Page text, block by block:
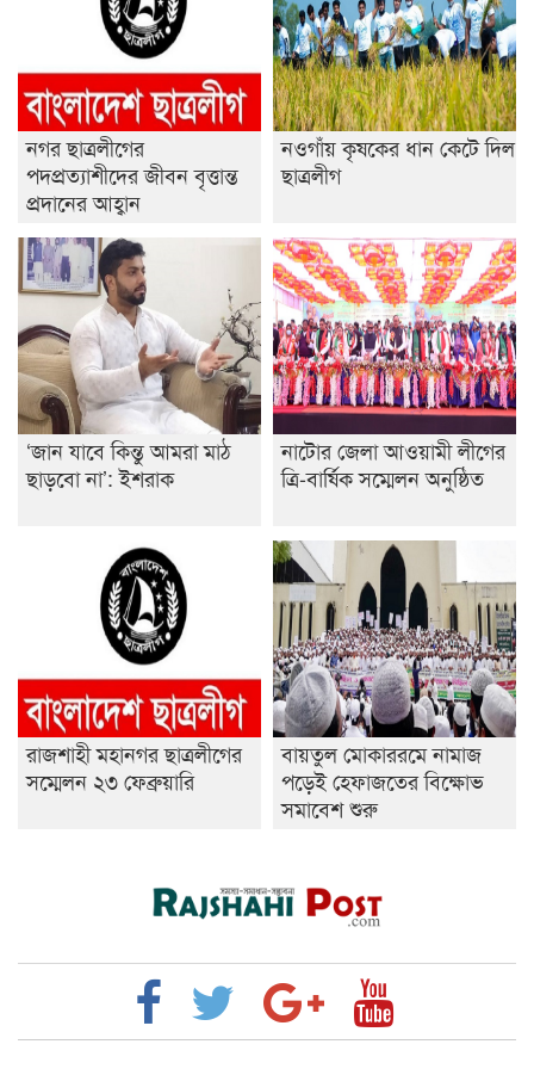
শেষ সময়ে ভোট কারচুরি অভিযোগ আবিদের
নগর ছাত্রলীগের
পদপ্রত্যাশীদের জীবন বৃত্তান্ত
প্রদানের আহ্বান
নওগাঁয় কৃষকের ধান কেটে দিল
ছাত্রলীগ
‘জান যাবে কিন্তু আমরা মাঠ
ছাড়বো না’: ইশরাক
নাটোর জেলা আওয়ামী লীগের
ত্রি-বার্ষিক সম্মেলন অনুষ্ঠিত
রাজশাহী মহানগর ছাত্রলীগের
সম্মেলন ২৩ ফেব্রুয়ারি
বায়তুল মোকাররমে নামাজ
পড়েই হেফাজতের বিক্ষোভ
সমাবেশ শুরু